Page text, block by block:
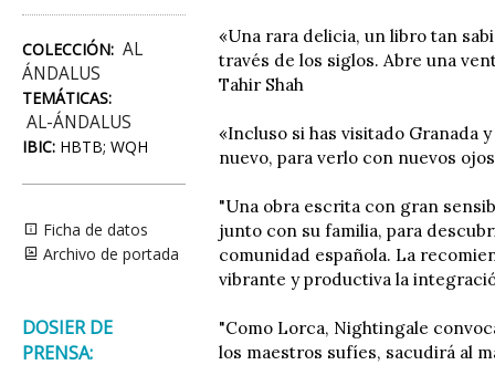
COLECCIÓN: AL
ÁNDALUS
TEMÁTICAS:
AL-ÁNDALUS
IBIC: HBTB; WQH
Ficha de datos
Archivo de portada
DOSIER DE
PRENSA:
«Una rara delicia, un libro tan
través de los siglos. Abre una
Tahir Shah
«Incluso si has visitado Granada
nuevo, para verlo con nuevos
"Una obra escrita con gran
junto con su familia, para
comunidad española. La
vibrante y productiva la
"Como Lorca, Nightingale
los maestros sufíes, sacudirá al